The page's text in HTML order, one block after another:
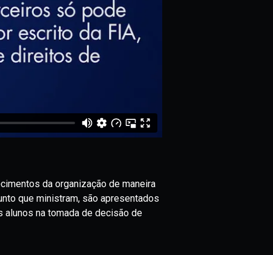
da organização de maneira
que ministram, são apresentados
na tomada de decisão de